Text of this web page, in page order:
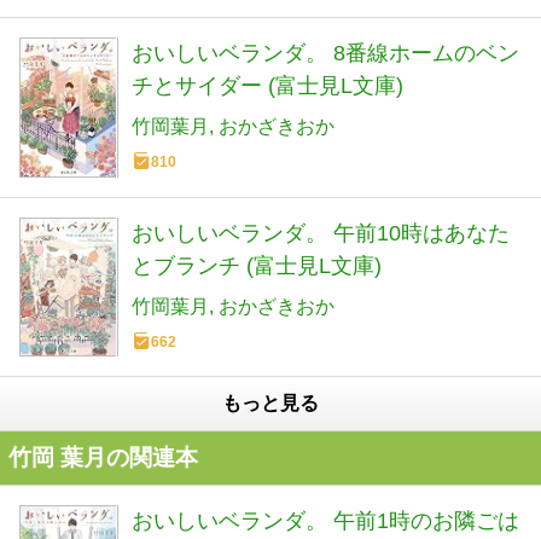
おいしいベランダ。 8番線ホームのベン
チとサイダー (富士見L文庫)
竹岡葉月 おかざきおか
810
おいしいベランダ。 午前10時はあなた
とブランチ (富士見L文庫)
竹岡葉月 おかざきおか
662
もっと見る
竹岡 葉月の関連本
おいしいベランダ。 午前1時のお隣ごは